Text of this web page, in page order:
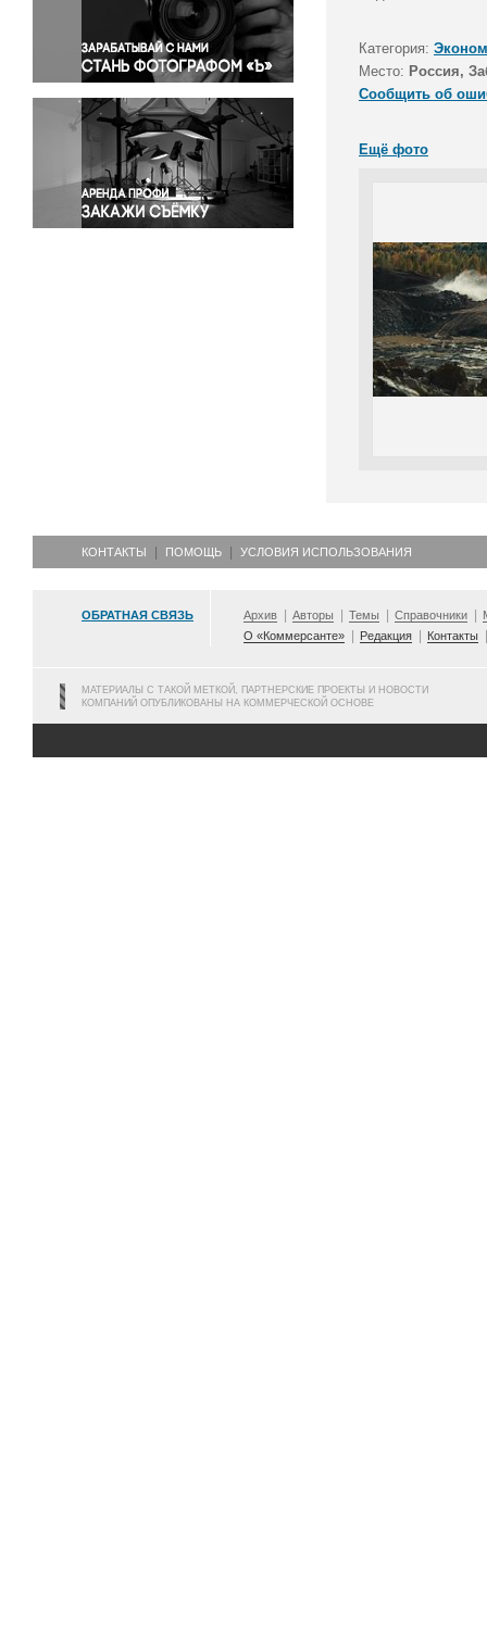
Правосудие
Происшествия и конфликты
Религия
Светская жизнь
Спорт
Экология
Экономика и бизнес
Категория:
Место: Россия,
Сообщить об
Ещё фото
КОНТАКТЫ ПОМОЩЬ УСЛОВИЯ ИСПОЛЬЗОВАНИЯ
ОБРАТНАЯ СВЯЗЬ Архив Авторы Темы Справочники
О «Коммерсанте»
Редакция Контакты
МАТЕРИАЛЫ С ТАКОЙ МЕТКОЙ, ПАРТНЕРСКИЕ ПРОЕКТЫ И НОВОСТИ
КОМПАНИЙ ОПУБЛИКОВАНЫ НА КОММЕРЧЕСКОЙ ОСНОВЕ